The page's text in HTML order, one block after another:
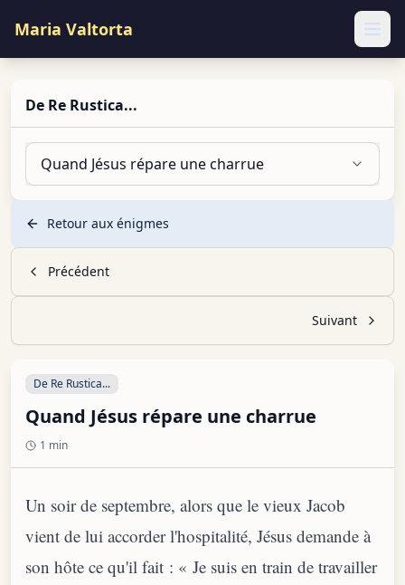
Maria Valtorta
De Re Rustica...
Quand Jésus répare une charrue
Retour aux énigmes
Précédent
Suivant
De Re Rustica...
Quand Jésus répare une charrue
1 min
Un soir de septembre, alors que le vieux Jacob
vient de lui accorder l'hospitalité, Jésus demande à
son hôte ce qu'il fait : « Je suis en train de travailler